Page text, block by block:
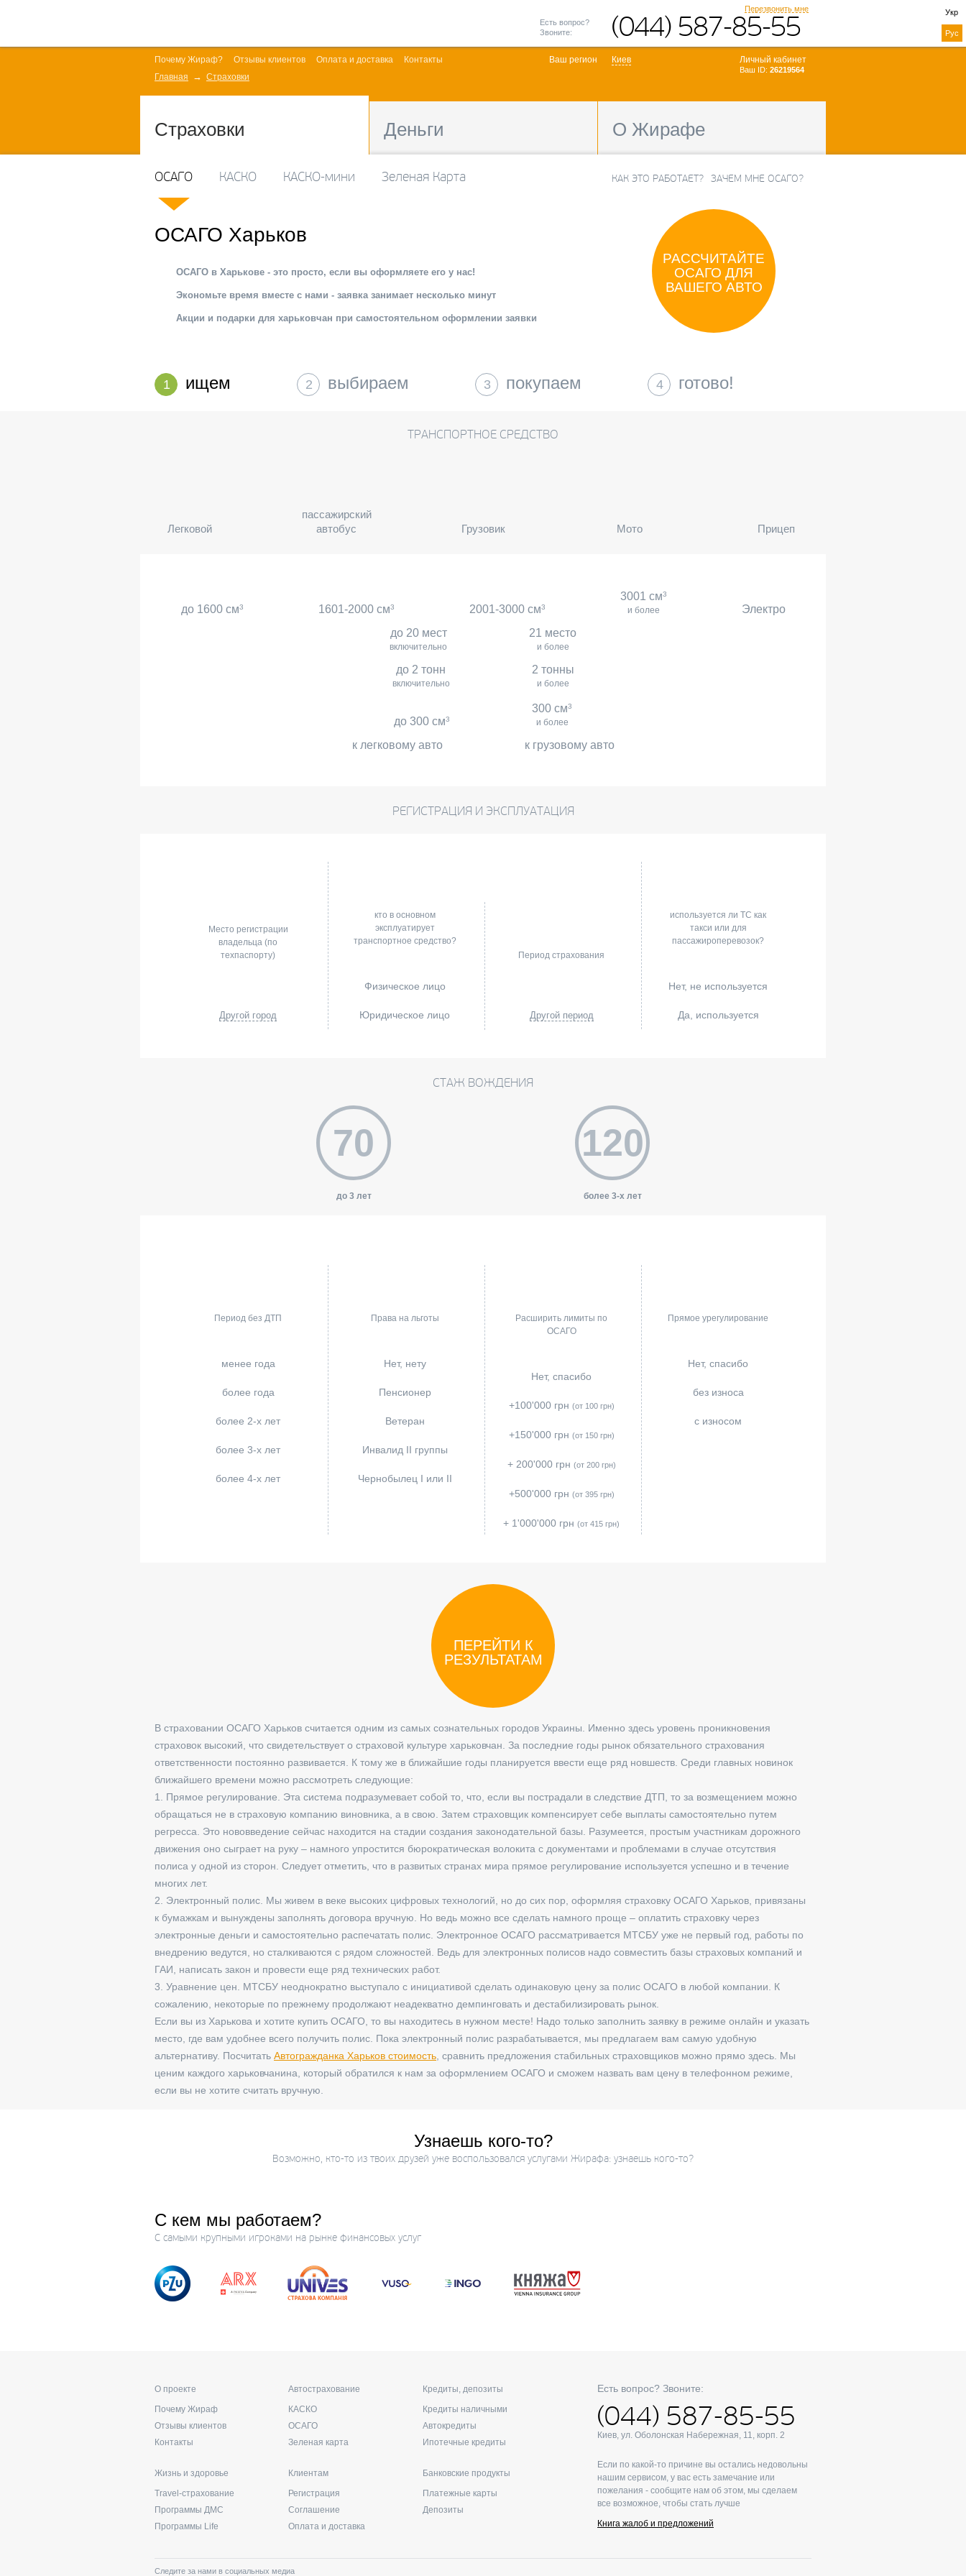
Перезвонить мне
(044) 587-85-55
Есть вопрос?
Звоните:
Почему Жираф? Отзывы клиентов Оплата и доставка
Контакты
Главная
Страховки
Личный кабинет
Ваш ID: 26219564
Ваш регион Киев
Укр
Рус
Страховки Деньги О Жирафе
ОСАГО КАСКО КАСКО-мини Зеленая Карта КАК ЭТО РАБОТАЕТ? ЗАЧЕМ МНЕ ОСАГО?
ОСАГО Харьков
ОСАГО в Харькове - это просто, если вы оформляете его у нас!
Экономьте время вместе с нами - заявка занимает несколько минут
Акции и подарки для харьковчан при самостоятельном оформлении заявки
ищем
1 выбираем
2 покупаем
3 готово!
4
РАССЧИТАЙТЕ
ОСАГО ДЛЯ
ВАШЕГО АВТО
ТРАНСПОРТНОЕ СРЕДСТВО
Легковой
пассажирский
автобус
Грузовик Мото Прицеп
до 1600 см3 1601-2000 см3 2001-3000 см3
3001 см3
и более
Электро
до 20 мест
включительно
21 место
и более
до 2 тонн
включительно
2 тонны
и более
до 300 см3
300 см3
и более
к легковому авто к грузовому авто
РЕГИСТРАЦИЯ И ЭКСПЛУАТАЦИЯ
Место регистрации
владельца (по
техпаспорту)
Другой город
кто в основном
эксплуатирует
транспортное средство?
Физическое лицо
Юридическое лицо
Период страхования
Другой период
используется ли ТС как
такси или для
пассажироперевозок?
Нет, не используется
Да, используется
СТАЖ ВОЖДЕНИЯ
70
до 3 лет
120
более 3-х лет
Период без ДТП
менее года
более года
более 2-х лет
более 3-х лет
более 4-х лет
Права на льготы
Нет, нету
Пенсионер
Ветеран
Инвалид II группы
Чернобылец I или IІ
Расширить лимиты по
ОСАГО
Нет, спасибо
+100'000 грн (от 100 грн)
+150'000 грн (от 150 грн)
+ 200'000 грн (от 200 грн)
+500'000 грн (от 395 грн)
+ 1'000'000 грн (от 415 грн)
Прямое урегулирование
Нет, спасибо
без износа
с износом
В страховании ОСАГО Харьков считается одним из самых сознательных городов Украины. Именно здесь уровень проникновения
страховок высокий, что свидетельствует о страховой культуре харьковчан. За последние годы рынок обязательного страхования
ответственности постоянно развивается. К тому же в ближайшие годы планируется ввести еще ряд новшеств. Среди главных новинок
ближайшего времени можно рассмотреть следующие:
1. Прямое регулирование. Эта система подразумевает собой то, что, если вы пострадали в следствие ДТП, то за возмещением можно
обращаться не в страховую компанию виновника, а в свою. Затем страховщик компенсирует себе выплаты самостоятельно путем
регресса. Это нововведение сейчас находится на стадии создания законодательной базы. Разумеется, простым участникам дорожного
движения оно сыграет на руку – намного упростится бюрократическая волокита с документами и проблемами в случае отсутствия
полиса у одной из сторон. Следует отметить, что в развитых странах мира прямое регулирование используется успешно и в течение
многих лет.
2. Электронный полис. Мы живем в веке высоких цифровых технологий, но до сих пор, оформляя страховку ОСАГО Харьков, привязаны
к бумажкам и вынуждены заполнять договора вручную. Но ведь можно все сделать намного проще – оплатить страховку через
электронные деньги и самостоятельно распечатать полис. Электронное ОСАГО рассматривается МТСБУ уже не первый год, работы по
внедрению ведутся, но сталкиваются с рядом сложностей. Ведь для электронных полисов надо совместить базы страховых компаний и
ГАИ, написать закон и провести еще ряд технических работ.
3. Уравнение цен. МТСБУ неоднократно выступало с инициативой сделать одинаковую цену за полис ОСАГО в любой компании. К
сожалению, некоторые по прежнему продолжают неадекватно демпинговать и дестабилизировать рынок.
Если вы из Харькова и хотите купить ОСАГО, то вы находитесь в нужном месте! Надо только заполнить заявку в режиме онлайн и указать
место, где вам удобнее всего получить полис. Пока электронный полис разрабатывается, мы предлагаем вам самую удобную
альтернативу. Посчитать Автогражданка Харьков стоимость , сравнить предложения стабильных страховщиков можно прямо здесь. Мы
ценим каждого харьковчанина, который обратился к нам за оформлением ОСАГО и сможем назвать вам цену в телефонном режиме,
если вы не хотите считать вручную.
Узнаешь кого-то?
Возможно, кто-то из твоих друзей уже воспользовался услугами Жирафа: узнаешь кого-то?
С кем мы работаем?
С самыми крупными игроками на рынке финансовых услуг
О проекте
Почему Жираф
Отзывы клиентов
Контакты
Автострахование
КАСКО
ОСАГО
Зеленая карта
Кредиты, депозиты
Кредиты наличными
Автокредиты
Ипотечные кредиты
Жизнь и здоровье
Travel-страхование
Программы ДМС
Программы Life
Клиентам
Регистрация
Соглашение
Оплата и доставка
Банковские продукты
Платежные карты
Депозиты
Есть вопрос? Звоните:
(044) 587-85-55
Киев, ул. Оболонская Набережная, 11, корп. 2
Если по какой-то причине вы остались недовольны
нашим сервисом, у вас есть замечание или
пожелания - сообщите нам об этом, мы сделаем
все возможное, чтобы стать лучше
Книга жалоб и предложений
Следите за нами в социальных медиа